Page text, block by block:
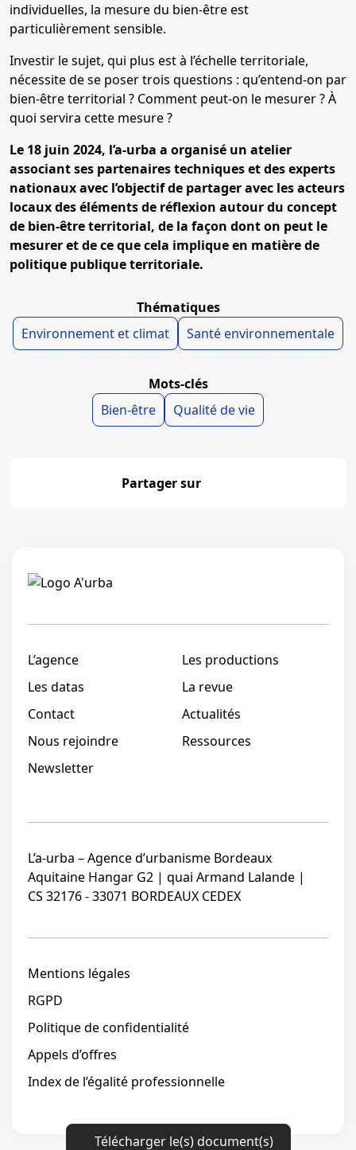
individuelles, la mesure du bien-être est
particulièrement sensible.
Investir le sujet, qui plus est à l’échelle territoriale,
nécessite de se poser trois questions : qu’entend-on par
bien-être territorial ? Comment peut-on le mesurer ? À
quoi servira cette mesure ?
Le 18 juin 2024, l’a-urba a organisé un atelier
associant ses partenaires techniques et des experts
nationaux avec l’objectif de partager avec les acteurs
locaux des éléments de réflexion autour du concept
de bien-être territorial, de la façon dont on peut le
mesurer et de ce que cela implique en matière de
politique publique territoriale.
Thématiques
Environnement et climat
Santé environnementale
Mots-clés
Bien-être
Qualité de vie
Partager sur
Télécharger le(s) document(s)
L’agence
Les productions
Les datas
La revue
Contact
Actualités
Nous rejoindre
Ressources
Newsletter
L’a-urba – Agence d’urbanisme Bordeaux
Aquitaine Hangar G2 | quai Armand Lalande |
CS 32176 - 33071 BORDEAUX CEDEX
Mentions légales
RGPD
Politique de confidentialité
Appels d’offres
Index de l’égalité professionnelle